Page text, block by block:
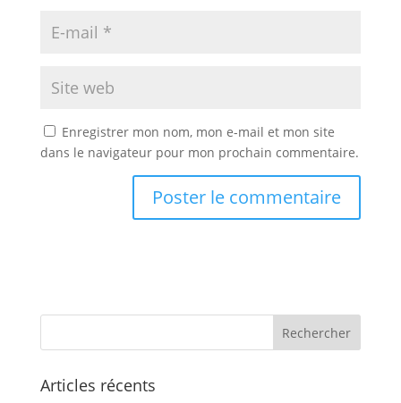
Enregistrer mon nom, mon e-mail et mon site
dans le navigateur pour mon prochain commentaire.
Articles récents